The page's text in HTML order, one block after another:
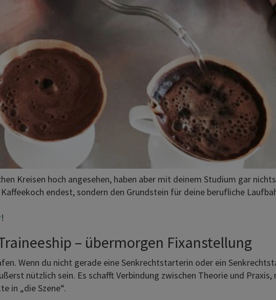
Kreisen hoch angesehen, haben aber mit deinem Studium gar
endest, sondern den Grundstein für deine berufliche
!
– übermorgen Fixanstellung
Wenn du nicht gerade eine Senkrechtstarterin oder ein
nützlich sein. Es schafft Verbindung zwischen Theorie und
in „die Szene“.